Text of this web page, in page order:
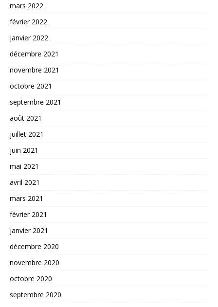
mars 2022
février 2022
janvier 2022
décembre 2021
novembre 2021
octobre 2021
septembre 2021
août 2021
juillet 2021
juin 2021
mai 2021
avril 2021
mars 2021
février 2021
janvier 2021
décembre 2020
novembre 2020
octobre 2020
septembre 2020